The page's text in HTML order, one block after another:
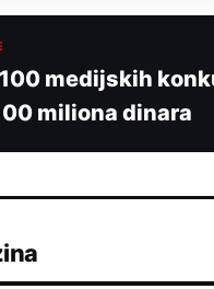
medijskih
miliona dinara